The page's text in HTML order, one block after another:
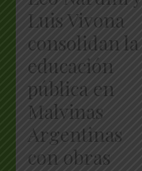
Luis Vivona
consolidan la
educación
pública en
Malvinas
Argentinas
con obras